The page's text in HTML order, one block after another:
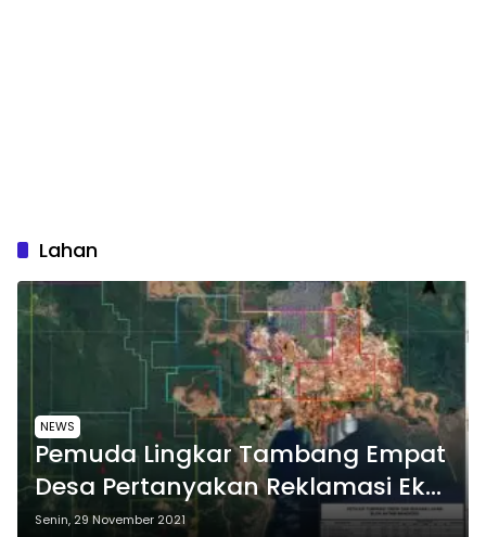
Lahan
NEWS
Pemuda Lingkar Tambang Empat
Desa Pertanyakan Reklamasi Eks
Lahan 11 IUP di Konut
Senin, 29 November 2021